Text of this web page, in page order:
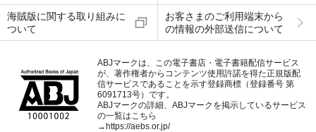
海賊版に関する取り組みに
ついて
お客さまのご利用端末から
の情報の外部送信について
ABJマークは、この電子書店・電子書籍配信サービス
が、著作権者からコンテンツ使用許諾を得た正規版配
信サービスであることを示す登録商標（登録番号 第
6091713号）です。
ABJマークの詳細、ABJマークを掲示しているサービス
の一覧はこちら
→https://aebs.or.jp/